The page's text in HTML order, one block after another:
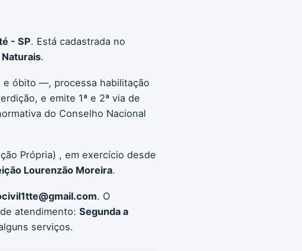
- SP. Está cadastrada no
.
óbito —, processa habilitação
e emite 1ª e 2ª via de
do Conselho Nacional
Própria) , em exercício desde
Lourenzão Moreira.
. O
atendimento: Segunda a
serviços.